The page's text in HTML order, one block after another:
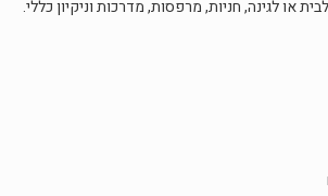
או לגינה, חניות, מרפסות, מדרכות וניקיון כללי.